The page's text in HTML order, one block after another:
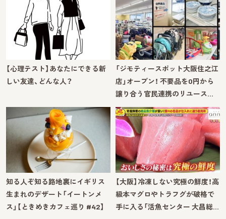
【心理テスト】あなたにできる新
しい友達、どんな人？
「ジモティースポット大阪住之江
店」オープン！ 不要品を0円から
譲り合う官民連携のリユース…
知る人ぞ知る路地裏にイギリス
生まれのデザート「イートンメ
ス」【ときめきカフェ巡り #42】
【大阪】冷凍しない究極の鮮度！高
級本マグロやトラフグが破格で
手に入る「活魚センター 大昌総…